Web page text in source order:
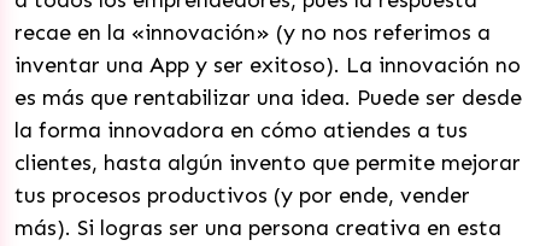
recae en la «innovación» (y no nos referimos a
inventar una App y ser exitoso). La innovación no
es más que rentabilizar una idea. Puede ser desde
la forma innovadora en cómo atiendes a tus
clientes, hasta algún invento que permite mejorar
tus procesos productivos (y por ende, vender
más). Si logras ser una persona creativa en esta